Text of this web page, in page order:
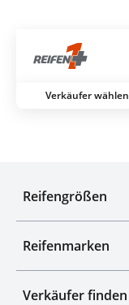
Verkäufer wählen
Reifengrößen
Reifenmarken
Verkäufer finden